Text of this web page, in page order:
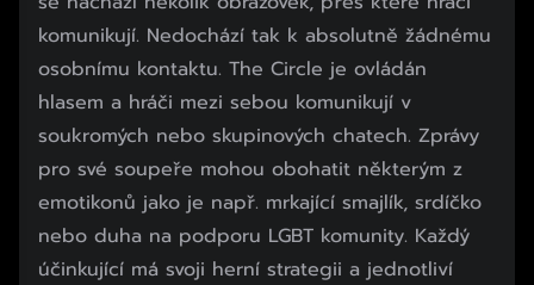
komunikují. Nedochází tak k absolutně žádnému
osobnímu kontaktu. The Circle je ovládán
hlasem a hráči mezi sebou komunikují v
soukromých nebo skupinových chatech. Zprávy
pro své soupeře mohou obohatit některým z
emotikonů jako je např. mrkající smajlík, srdíčko
nebo duha na podporu LGBT komunity. Každý
účinkující má svoji herní strategii a jednotliví